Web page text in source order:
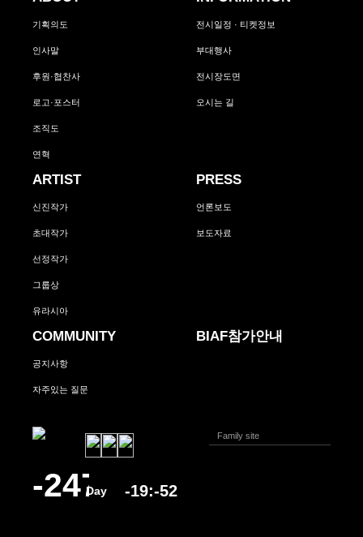
기획의도
인사말
후원·협찬사
로고·포스터
조직도
연혁
전시일정 · 티켓정보
부대행사
전시장도면
오시는 길
ARTIST
신진작가
초대작가
선정작가
그룹상
유라시아
PRESS
언론보도
보도자료
COMMUNITY
공지사항
자주있는 질문
BIAF참가안내